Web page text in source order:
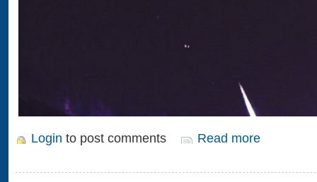
Login to post comments Read more